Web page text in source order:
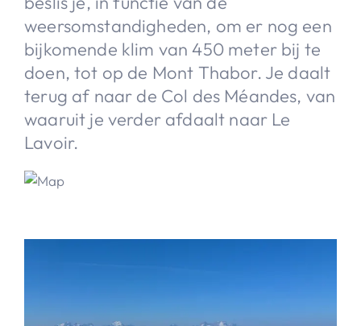
weersomstandigheden, om er nog een
bijkomende klim van 450 meter bij te
doen, tot op de Mont Thabor. Je daalt
terug af naar de Col des Méandes, van
waaruit je verder afdaalt naar Le
Lavoir.